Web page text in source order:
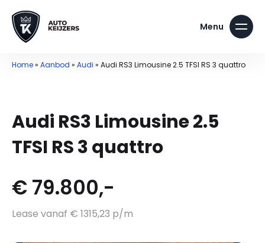
Home» Aanbod » Audi » Audi RS3 Limousine 2.5 TFSI RS 3 quattro
Audi RS3 Limousine 2.5
TFSI RS 3 quattro
€ 79.800,-
Lease vanaf € 1315,23 p/m